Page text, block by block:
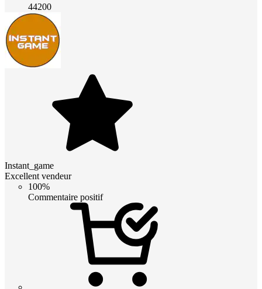
44200
Instant_game
Excellent vendeur
100%
Commentaire positif